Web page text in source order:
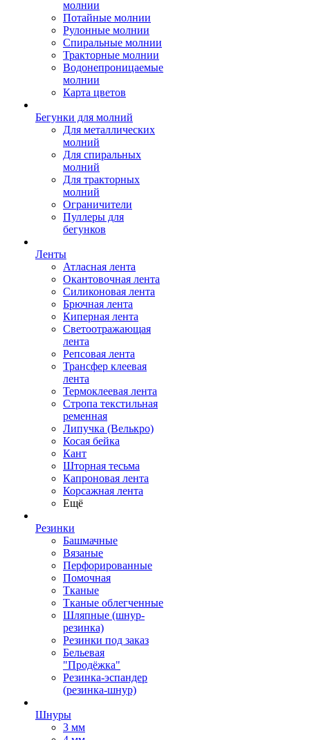
молнии
Потайные молнии
Рулонные молнии
Спиральные молнии
Тракторные молнии
Водонепроницаемые
молнии
Карта цветов
Бегунки для молний
Для металлических
молний
Для спиральных
молний
Для тракторных
молний
Ограничители
Пуллеры для
бегунков
Ленты
Атласная лента
Окантовочная лента
Силиконовая лента
Брючная лента
Киперная лента
Светоотражающая
лента
Репсовая лента
Трансфер клеевая
лента
Термоклеевая лента
Стропа текстильная
ременная
Липучка (Велькро)
Косая бейка
Кант
Шторная тесьма
Капроновая лента
Корсажная лента
Ещё
Резинки
Башмачные
Вязаные
Перфорированные
Помочная
Тканые
Тканые облегченные
Шляпные (шнур-
резинка)
Резинки под заказ
Бельевая
"Продёжка"
Резинка-эспандер
(резинка-шнур)
Шнуры
3 мм